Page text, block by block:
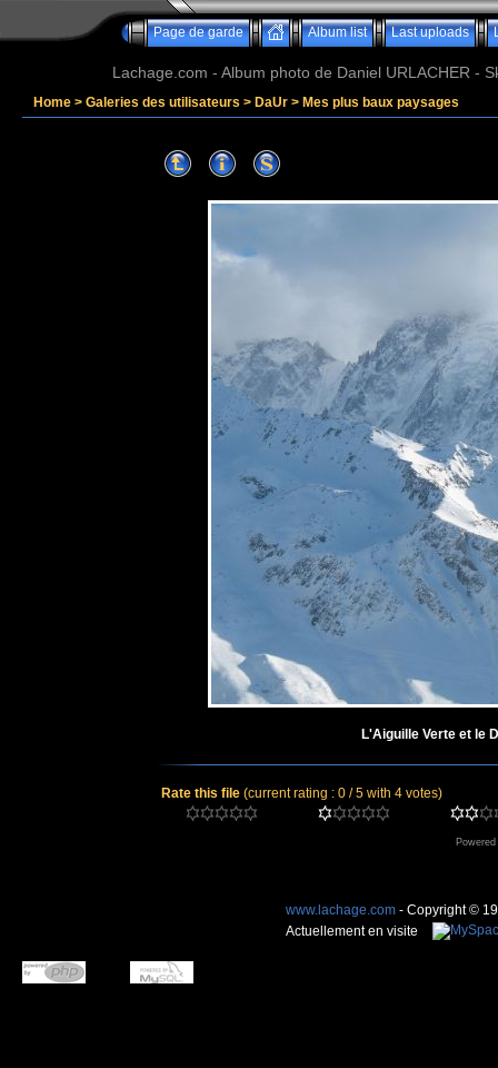
Page de garde Album list Last uploads
Lachage.com - Album photo de Daniel URLACHER -
Home > Galeries des utilisateurs > DaUr > Mes plus baux paysages
L'Aiguille Verte et le
Rate this file (current rating : 0 / 5 with 4 votes)
www.lachage.com - Copyright ©
Actuellement en visite